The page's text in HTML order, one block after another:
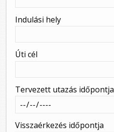
-
-
Indulási hely
Úti cél
Tervezett utazás időpontja
Visszaérkezés időpontja